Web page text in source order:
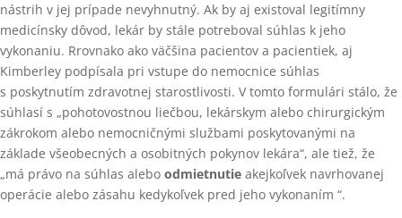
nástrih v jej prípade nevyhnutný. Ak by aj existoval legitímny
medicínsky dôvod, lekár by stále potreboval súhlas k jeho
vykonaniu. Rrovnako ako väčšina pacientov a pacientiek, aj
Kimberley podpísala pri vstupe do nemocnice súhlas
s poskytnutím zdravotnej starostlivosti. V tomto formulári stálo, že
súhlasí s „pohotovostnou liečbou, lekárskym alebo chirurgickým
zákrokom alebo nemocničnými službami poskytovanými na
základe všeobecných a osobitných pokynov lekára“, ale tiež, že
„má právo na súhlas alebo odmietnutie akejkoľvek navrhovanej
operácie alebo zásahu kedykoľvek pred jeho vykonaním “.